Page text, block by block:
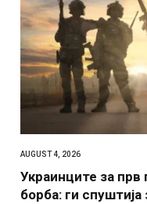
AUGUST 4, 2026
Украинците за прв
борба: ги